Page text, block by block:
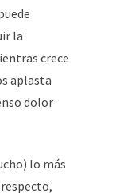
la
crece
aplasta
dolor
lo más